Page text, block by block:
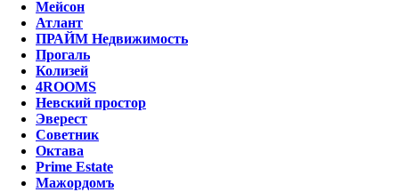
Мейсон
Атлант
ПРАЙМ Недвижимость
Прогаль
Колизей
4ROOMS
Невский простор
Эверест
Советник
Октава
Prime Estate
Мажордомъ